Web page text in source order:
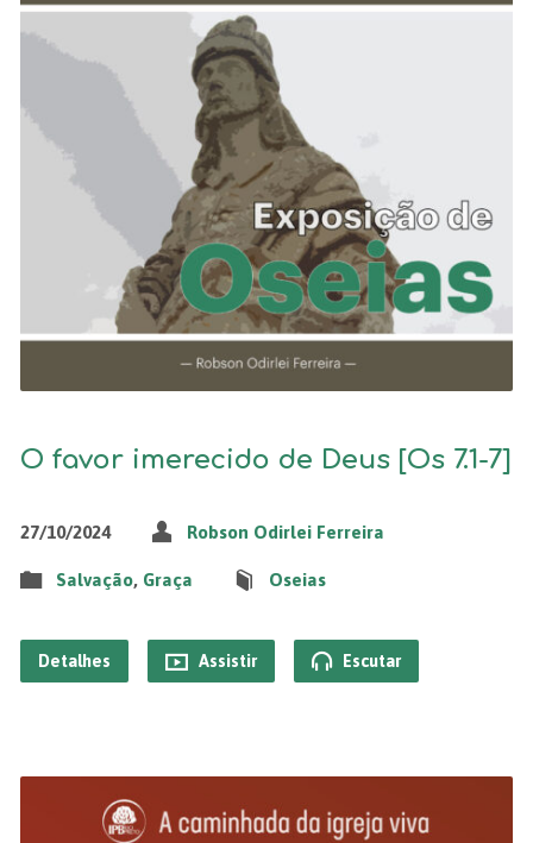
O favor imerecido de Deus [Os 7.1-7]
27/10/2024 Robson Odirlei Ferreira
Salvação, Graça Oseias
Detalhes Assistir Escutar